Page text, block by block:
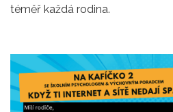
téměř každá rodina.